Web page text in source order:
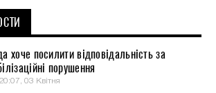
хоче посилити відповідальність за
порушення
20:07, 03 Квітня